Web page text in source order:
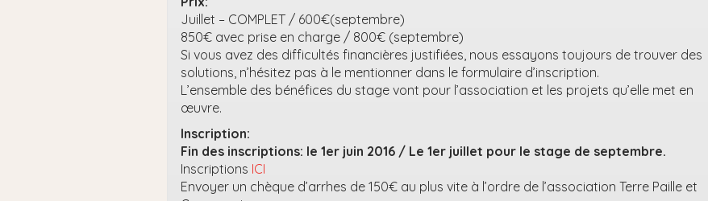
Juillet – COMPLET / 600€(septembre)
850€ avec prise en charge / 800€ (septembre)
Si vous avez des difficultés financières justifiées, nous essayons toujours de trouver des
solutions, n’hésitez pas à le mentionner dans le formulaire d’inscription.
L’ensemble des bénéfices du stage vont pour l’association et les projets qu’elle met en
œuvre.
Inscription:
Fin des inscriptions: le 1er juin 2016 / Le 1er juillet pour le stage de septembre.
Inscriptions ICI
Envoyer un chèque d’arrhes de 150€ au plus vite à l’ordre de l’association Terre Paille et